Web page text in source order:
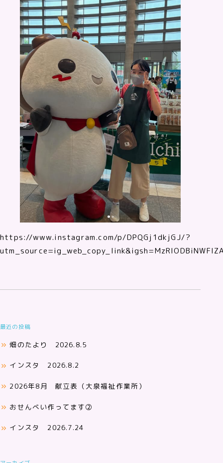
https://www.instagram.com/p/DPQGj1dkjGJ/?
最近の投稿
畑のたより 2026.8.5
インスタ 2026.8.2
2026年8月 献立表（大泉福祉作業所）
おせんべい作ってます②
インスタ 2026.7.24